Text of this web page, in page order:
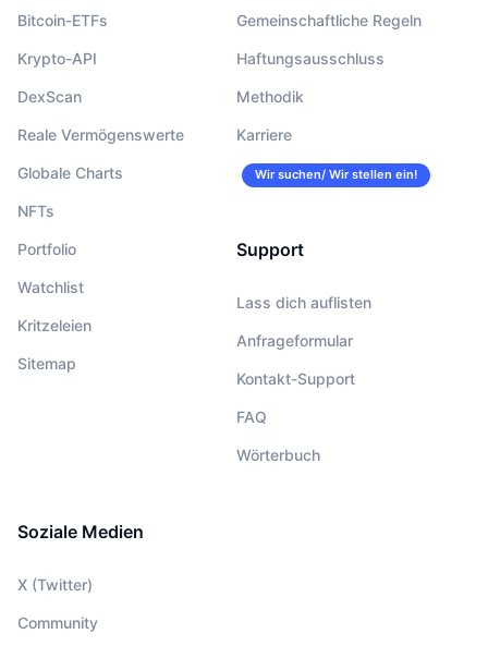
Bitcoin-ETFs
Krypto-API
DexScan
Reale Vermögenswerte
Globale Charts
NFTs
Portfolio
Watchlist
Kritzeleien
Sitemap
Gemeinschaftliche Regeln
Haftungsausschluss
Methodik
Karriere
Wir suchen/ Wir stellen ein!
Support
Lass dich auflisten
Anfrageformular
Kontakt-Support
FAQ
Wörterbuch
Soziale Medien
X (Twitter)
Community